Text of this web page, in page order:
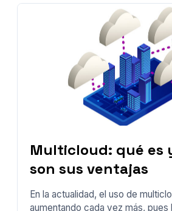
Multicloud: qué es
son sus ventajas
En la actualidad, el uso de
aumentando cada vez más, pues